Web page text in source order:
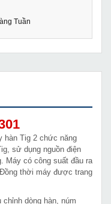
Tuần
hàn Tig 2 chức năng
sử dụng nguồn điện
Máy có công suất đầu ra
thời máy được trang
chỉnh dòng hàn, núm